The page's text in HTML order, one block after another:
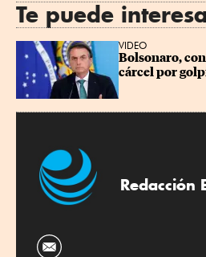
Te puede
VIDEO
Bolsonaro,
cárcel por
Redacción